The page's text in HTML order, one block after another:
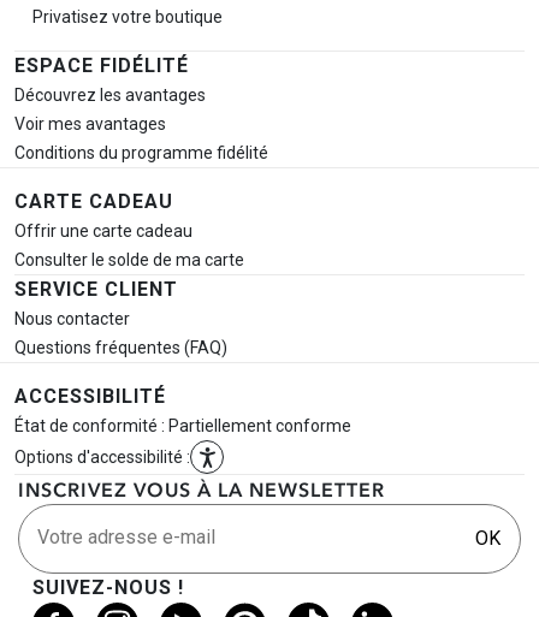
Privatisez votre boutique
ESPACE FIDÉLITÉ
Découvrez les avantages
Voir mes avantages
Conditions du programme fidélité
CARTE CADEAU
Offrir une carte cadeau
Consulter le solde de ma carte
SERVICE CLIENT
Nous contacter
Questions fréquentes (FAQ)
ACCESSIBILITÉ
État de conformité : Partiellement conforme
Options d'accessibilité :
INSCRIVEZ VOUS À LA NEWSLETTER
Votre adresse e-mail OK
SUIVEZ-NOUS !